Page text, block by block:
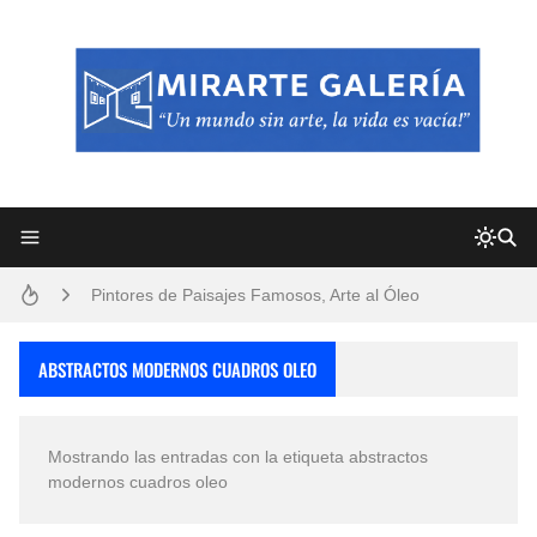
Pintores de Paisajes Famosos, Arte al Óleo
ABSTRACTOS MODERNOS CUADROS OLEO
Mostrando las entradas con la etiqueta abstractos
modernos cuadros oleo